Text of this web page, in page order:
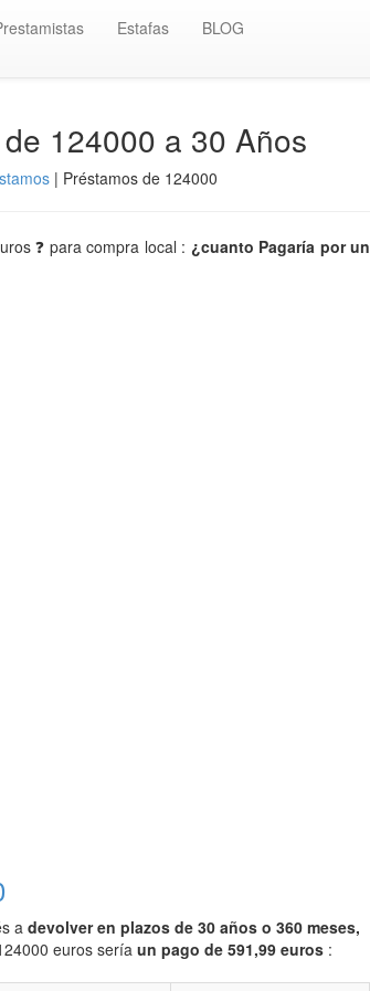
Estafas BLOG
124000 a 30 Años
| Préstamos de 124000
❓ para compra local : ¿cuanto Pagaría por un
adevolver en plazos de 30 años o 360 meses,
euros sería un pago de 591,99 euros :